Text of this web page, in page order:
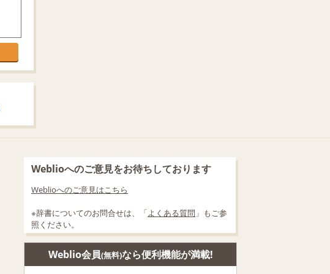
Weblioへのご意見をお待ちしております
Weblioへのご意見はこちら
※辞書についてのお問合せは、「よくある質問 」もご参
照ください。
Weblio会員(無料)なら便利機能が満載!